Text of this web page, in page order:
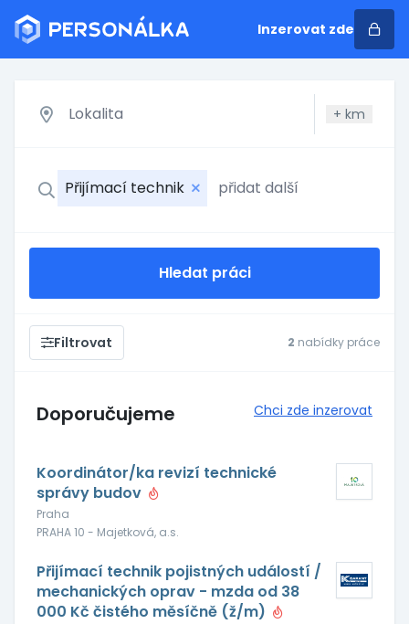
Inzerovat zde
+ km
Přijímací technik
Hledat práci
Filtrovat 2 nabídky práce
Doporučujeme Chci zde inzerovat
Koordinátor/ka revizí technické
správy budov
Praha
PRAHA 10 - Majetková, a.s.
Přijímací technik pojistných událostí /
mechanických oprav - mzda od 38
000 Kč čistého měsíčně (ž/m)